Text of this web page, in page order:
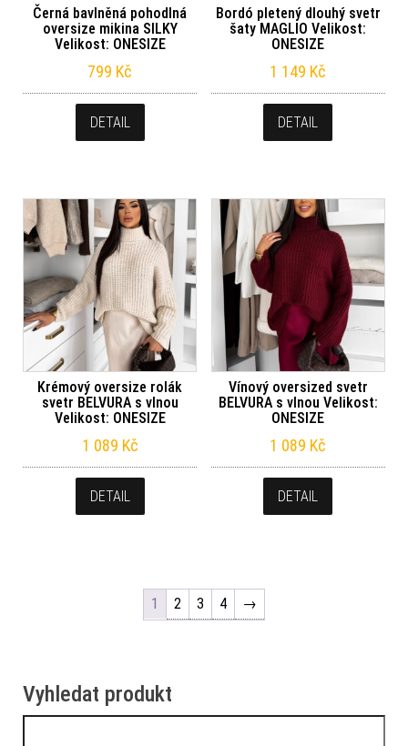
Černá bavlněná pohodlná
oversize mikina SILKY
Velikost: ONESIZE
799 Kč
DETAIL
Bordó pletený dlouhý svetr
šaty MAGLIO Velikost:
ONESIZE
1 149 Kč
DETAIL
Krémový oversize rolák
svetr BELVURA s vlnou
Velikost: ONESIZE
1 089 Kč
DETAIL
Vínový oversized svetr
BELVURA s vlnou Velikost:
ONESIZE
1 089 Kč
DETAIL
1 2 3 4 →
Vyhledat produkt